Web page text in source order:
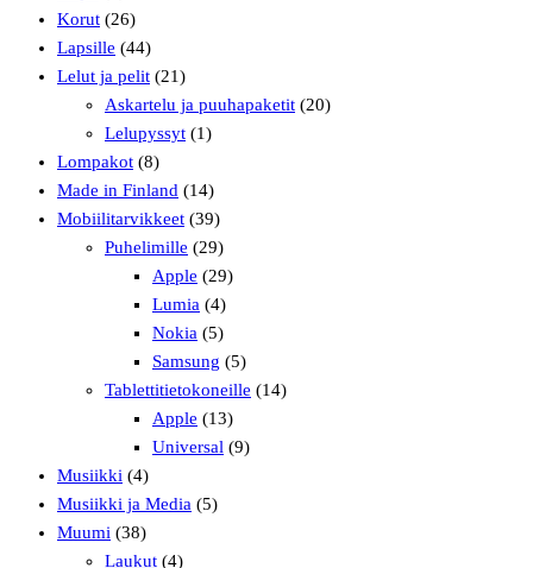
Korut (26)
Lapsille (44)
Lelut ja pelit (21)
Askartelu ja puuhapaketit (20)
Lelupyssyt (1)
Lompakot (8)
Made in Finland (14)
Mobiilitarvikkeet (39)
Puhelimille (29)
Apple (29)
Lumia (4)
Nokia (5)
Samsung (5)
Tablettitietokoneille (14)
Apple (13)
Universal (9)
Musiikki (4)
Musiikki ja Media (5)
Muumi (38)
Laukut (4)